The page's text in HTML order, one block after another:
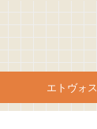
エトヴォス